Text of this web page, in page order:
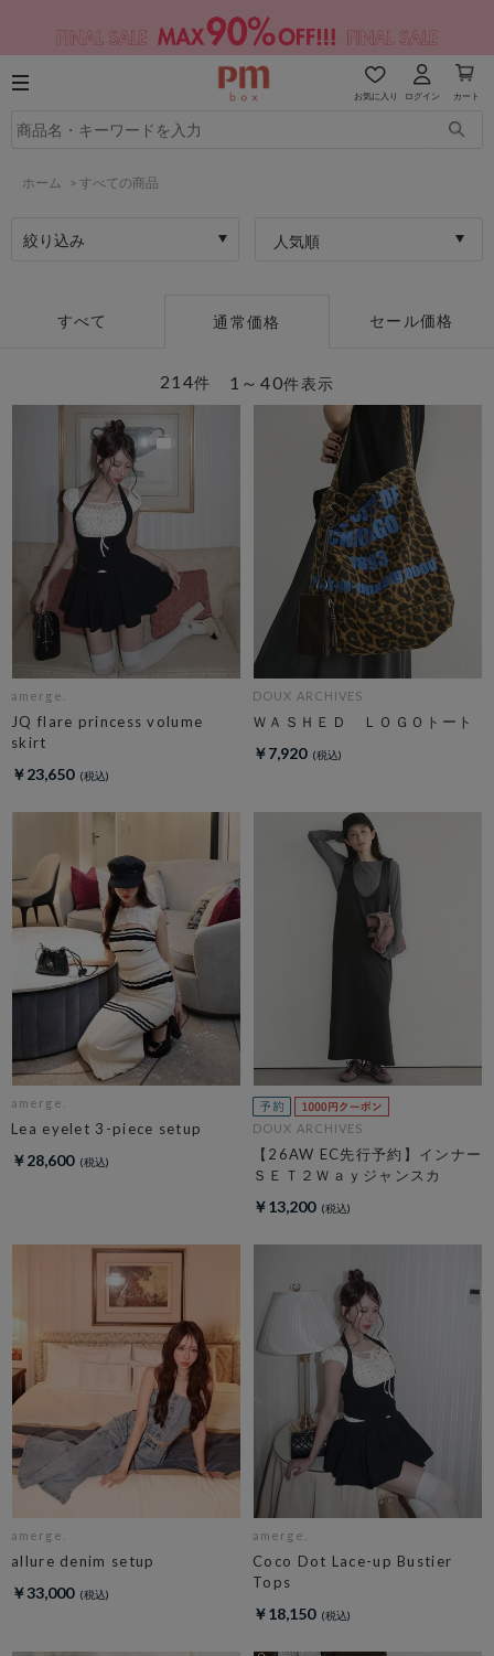
お気に入り ログイン カート
ホーム > すべての商品
絞り込み 人気順
すべて 通常価格 セール価格
1～40件表示
214件
amerge.
JQ flare princess volume
skirt
￥23,650
DOUX ARCHIVES
ＷＡＳＨＥＤ ＬＯＧＯトート
￥7,920
amerge.
Lea eyelet 3-piece setup
￥28,600
DOUX ARCHIVES
【26AW EC先行予約】インナー
ＳＥＴ２Ｗａｙジャンスカ
￥13,200
amerge.
allure denim setup
￥33,000
amerge.
Coco Dot Lace-up Bustier
Tops
￥18,150